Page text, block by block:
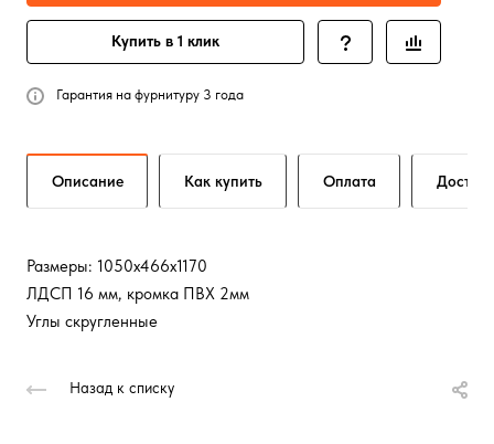
Купить в 1 клик
Гарантия на фурнитуру 3 года
Описание Как купить Оплата
Размеры: 1050х466х1170
ЛДСП 16 мм, кромка ПВХ 2мм
Углы скругленные
Назад к списку